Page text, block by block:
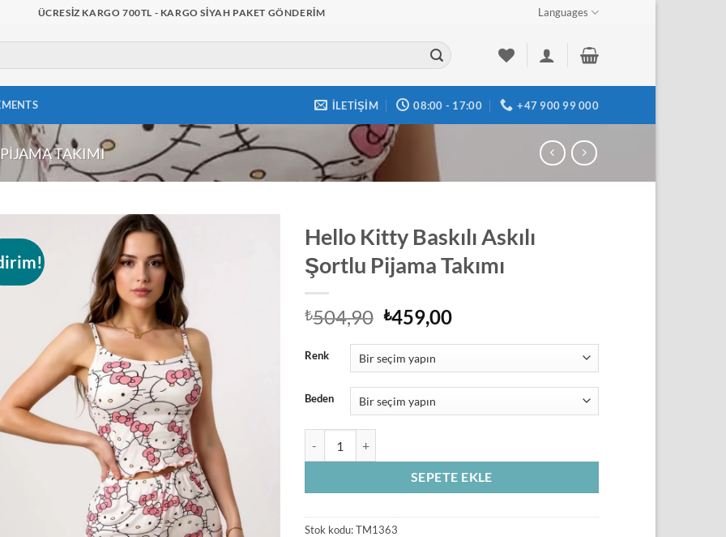
ÜCRESIZ KARGO 700TL - KARGO SIYAH PAKET GÖNDERIM Languages
İLETIŞIM 08:00 - 17:00 +47 900 99 000
TAKIMI
Hello Kitty Baskılı Askılı
Şortlu Pijama Takımı
₺504,90 Orijinal
fiyat:
₺504,90.
₺459,00Şu
₺459,00.
Renk
Beden
SEPETE EKLE
Stok kodu:TM1363